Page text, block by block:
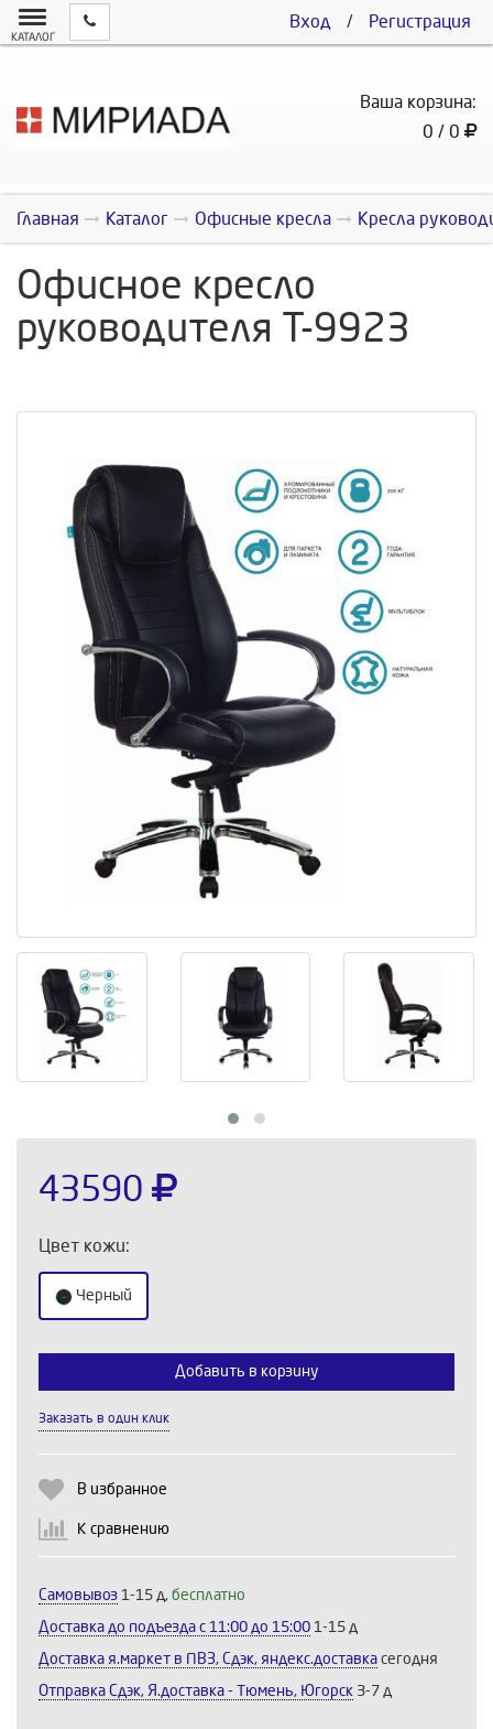
Вход / Регистрация
КАТАЛОГ
Ваша корзина:
0 / 0
Главная Каталог Офисные кресла Кресла
Офисное кресло
руководителя Т-9923
43590
Цвет кожи:
Черный
Выберите количество:
Продолжить
Добавить в корзину
Заказать в один клик
В избранное
К сравнению
Самовывоз 1-15 д, бесплатно
Доставка до подъезда c 11:00 до 15:00 1-15 д
Доставка я.маркет в ПВЗ, Сдэк, яндекс.доставка сегодня
Отправка Сдэк, Я.доставка - Тюмень, Югорск 3-7 д